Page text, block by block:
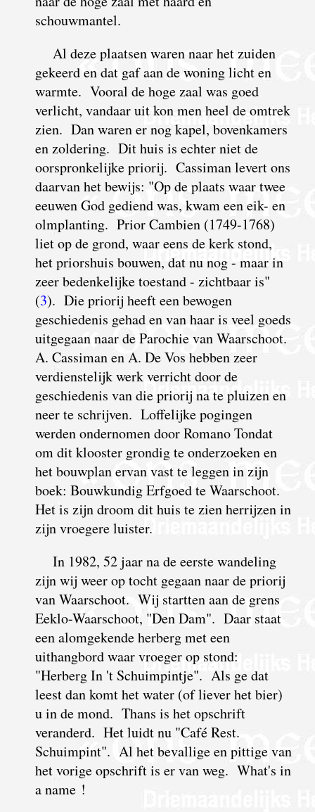
schouwmantel.
Al deze plaatsen waren naar het zuiden
gekeerd en dat gaf aan de woning licht en
warmte. Vooral de hoge zaal was goed
verlicht, vandaar uit kon men heel de omtrek
zien. Dan waren er nog kapel, bovenkamers
en zoldering. Dit huis is echter niet de
oorspronkelijke priorij. Cassiman levert ons
daarvan het bewijs: "Op de plaats waar twee
eeuwen God gediend was, kwam een eik- en
olmplanting. Prior Cambien (1749-1768)
liet op de grond, waar eens de kerk stond,
het priorshuis bouwen, dat nu nog - maar in
zeer bedenkelijke toestand - zichtbaar is"
(3). Die priorij heeft een bewogen
geschiedenis gehad en van haar is veel goeds
uitgegaan naar de Parochie van Waarschoot.
A. Cassiman en A. De Vos hebben zeer
verdienstelijk werk verricht door de
geschiedenis van die priorij na te pluizen en
neer te schrijven. Loffelijke pogingen
werden ondernomen door Romano Tondat
om dit klooster grondig te onderzoeken en
het bouwplan ervan vast te leggen in zijn
boek: Bouwkundig Erfgoed te Waarschoot.
Het is zijn droom dit huis te zien herrijzen in
zijn vroegere luister.
In 1982, 52 jaar na de eerste wandeling
zijn wij weer op tocht gegaan naar de priorij
van Waarschoot. Wij startten aan de grens
Eeklo-Waarschoot, "Den Dam". Daar staat
een alomgekende herberg met een
uithangbord waar vroeger op stond:
"Herberg In 't Schuimpintje". Als ge dat
leest dan komt het water (of liever het bier)
u in de mond. Thans is het opschrift
veranderd. Het luidt nu "Café Rest.
Schuimpint". Al het bevallige en pittige van
het vorige opschrift is er van weg. What's in
a name !